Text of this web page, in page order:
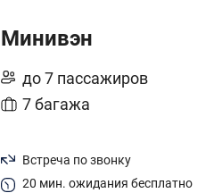
Минивэн
до 7 пассажиров
7 багажа
Встреча по звонку
20 мин. ожидания бесплатно